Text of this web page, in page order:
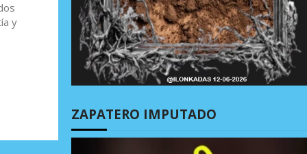
y
ZAPATERO IMPUTADO